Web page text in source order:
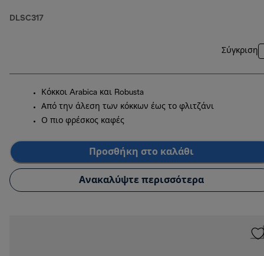
cappuccino και
DLSC317
Σύγκριση
Κόκκοι Arabica και Robusta
Από την άλεση των κόκκων έως το φλιτζάνι
Ο πιο φρέσκος καφές
Προσθήκη στο καλάθι
Ανακαλύψτε περισσότερα